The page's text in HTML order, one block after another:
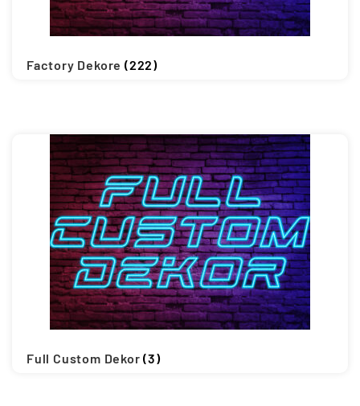
Vertrag widerrufen
Warenkorb
Factory Dekore(222)
Full Custom Dekor(3)